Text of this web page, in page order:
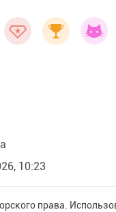
10:23
права.